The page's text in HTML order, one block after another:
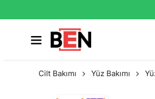
Cilt Bakımı Yüz Bakımı